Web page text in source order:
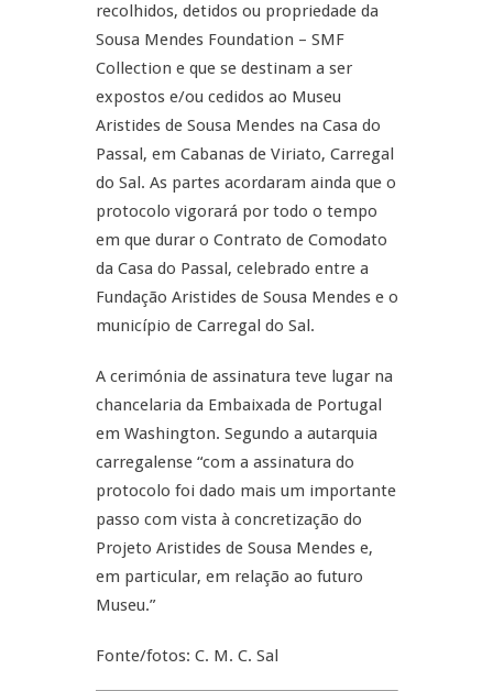
recolhidos, detidos ou propriedade da
Sousa Mendes Foundation – SMF
Collection e que se destinam a ser
expostos e/ou cedidos ao Museu
Aristides de Sousa Mendes na Casa do
Passal, em Cabanas de Viriato, Carregal
do Sal. As partes acordaram ainda que o
protocolo vigorará por todo o tempo
em que durar o Contrato de Comodato
da Casa do Passal, celebrado entre a
Fundação Aristides de Sousa Mendes e o
município de Carregal do Sal.
A cerimónia de assinatura teve lugar na
chancelaria da Embaixada de Portugal
em Washington. Segundo a autarquia
carregalense “com a assinatura do
protocolo foi dado mais um importante
passo com vista à concretização do
Projeto Aristides de Sousa Mendes e,
em particular, em relação ao futuro
Museu.”
Fonte/fotos: C. M. C. Sal